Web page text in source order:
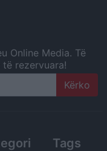
Online Media. Të
rezervuara!
Tags